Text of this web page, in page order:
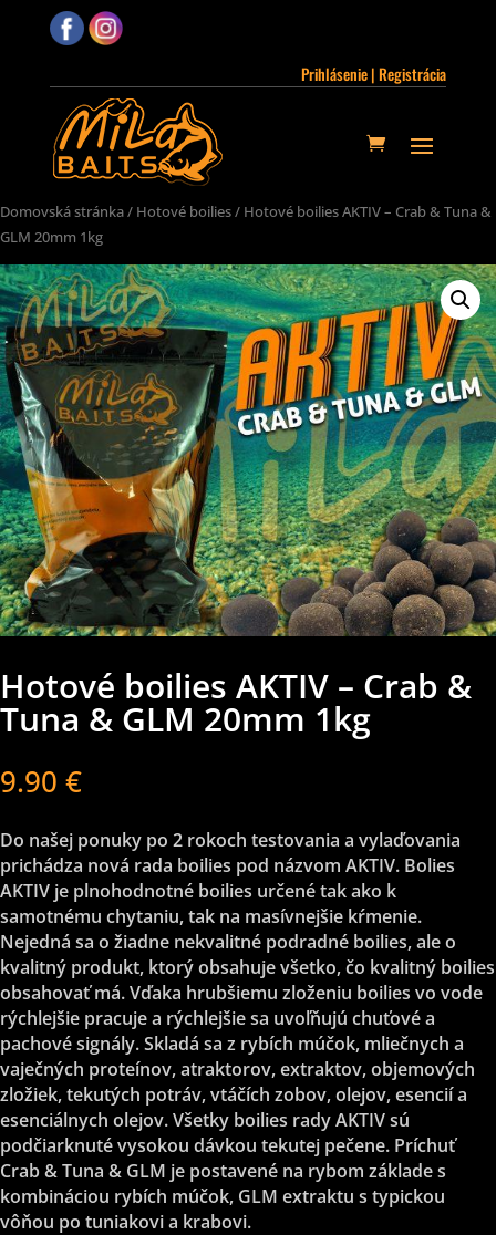
Prihlásenie | Registrácia
Domovská stránka/ Hotové boilies/ Hotové boilies AKTIV – Crab & Tuna &
GLM 20mm 1kg
Hotové boilies AKTIV – Crab &
Tuna & GLM 20mm 1kg
9.90 €
Do našej ponuky po 2 rokoch testovania a vylaďovania
prichádza nová rada boilies pod názvom AKTIV. Bolies
AKTIV je plnohodnotné boilies určené tak ako k
samotnému chytaniu, tak na masívnejšie kŕmenie.
Nejedná sa o žiadne nekvalitné podradné boilies, ale o
kvalitný produkt, ktorý obsahuje všetko, čo kvalitný boilies
obsahovať má. Vďaka hrubšiemu zloženiu boilies vo vode
rýchlejšie pracuje a rýchlejšie sa uvoľňujú chuťové a
pachové signály. Skladá sa z rybích múčok, mliečnych a
vaječných proteínov, atraktorov, extraktov, objemových
zložiek, tekutých potráv, vtáčích zobov, olejov, esencií a
esenciálnych olejov. Všetky boilies rady AKTIV sú
podčiarknuté vysokou dávkou tekutej pečene. Príchuť
Crab & Tuna & GLM je postavené na rybom základe s
kombináciou rybích múčok, GLM extraktu s typickou
vôňou po tuniakovi a krabovi.